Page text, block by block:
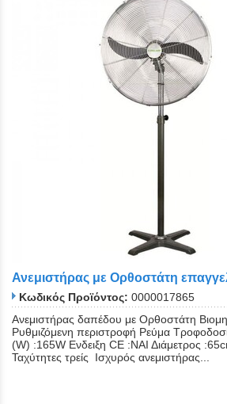
Ανεμιστήρας με Ορθοστάτη
Κωδικός Προϊόντος: 0000017865
Ανεμιστήρας δαπέδου με Ορθοστάτη
Ρυθμιζόμενη περιστροφή Ρεύμα
(W) :165W Ενδειξη CE :ΝΑΙ Διάμετρος
Ταχύτητες τρείς Ισχυρός ανεμιστήρας...